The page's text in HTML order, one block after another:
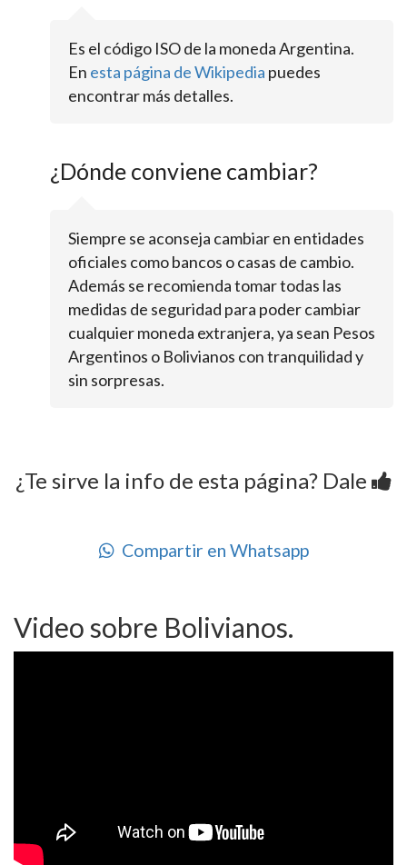
Es el código ISO de la moneda Argentina.
En esta página de Wikipedia puedes
encontrar más detalles.
¿Dónde conviene cambiar?
Siempre se aconseja cambiar en entidades
oficiales como bancos o casas de cambio.
Además se recomienda tomar todas las
medidas de seguridad para poder cambiar
cualquier moneda extranjera, ya sean Pesos
Argentinos o Bolivianos con tranquilidad y
sin sorpresas.
¿Te sirve la info de esta página? Dale
Compartir en Whatsapp
Video sobre Bolivianos.